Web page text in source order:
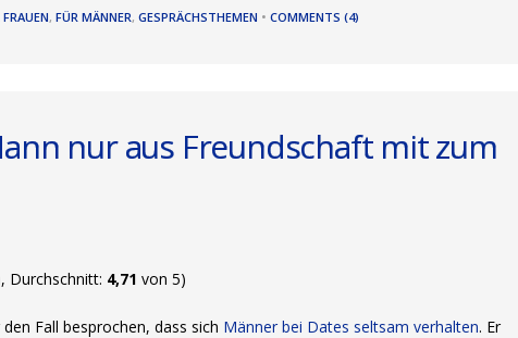
FRAUEN,FÜR MÄNNER,GESPRÄCHSTHEMEN •COMMENTS (4)
nur aus Freundschaft mit zum
Durchschnitt: 4,71 von 5)
Fall besprochen, dass sich Männer bei Dates seltsam verhalten. Er